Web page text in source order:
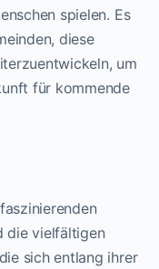
spielen. Es
diese
um
für kommende
die vielfältigen
sich entlang ihrer